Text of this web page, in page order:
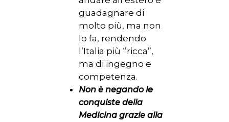
guadagnare di
molto più, ma non
lo fa, rendendo
l’Italia più “ricca”,
ma di ingegno e
competenza.
Non è negando le
conquiste della
Medicina grazie alla